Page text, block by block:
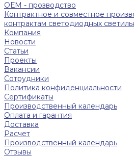
ОЕМ - прозводство
Контрактное и совместное
контрактам светодиодных
Компания
Новости
Статьи
Проекты
Вакансии
Сотрудники
Политика конфиденциальности
Сертификаты
Производственный календарь
Оплата и гарантия
Доставка
Расчет
Производственный календарь
Отзывы